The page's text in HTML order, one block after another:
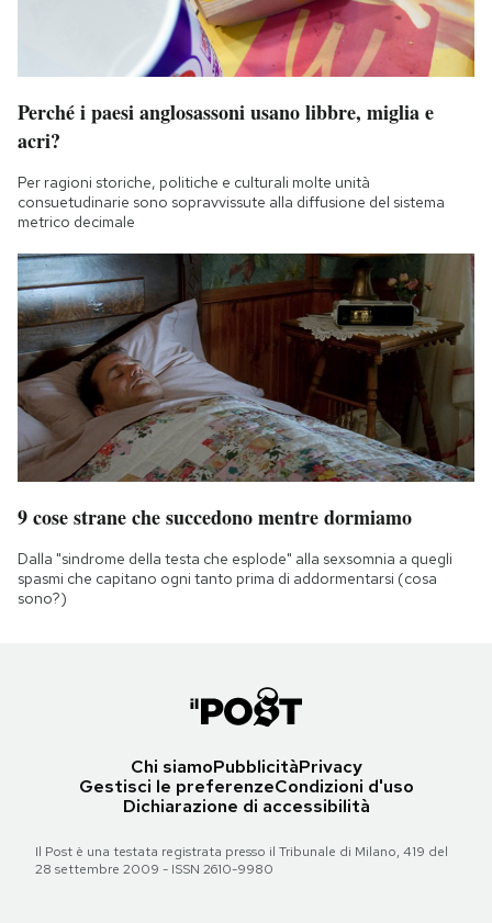
Perché i paesi anglosassoni usano libbre, miglia e
acri?
Per ragioni storiche, politiche e culturali molte unità
consuetudinarie sono sopravvissute alla diffusione del sistema
metrico decimale
9 cose strane che succedono mentre dormiamo
Dalla "sindrome della testa che esplode" alla sexsomnia a quegli
spasmi che capitano ogni tanto prima di addormentarsi (cosa
sono?)
Chi siamoPubblicitàPrivacy
Gestisci le preferenzeCondizioni d'uso
Dichiarazione di accessibilità
Il Post è una testata registrata presso il Tribunale di Milano, 419 del
28 settembre 2009 - ISSN 2610-9980